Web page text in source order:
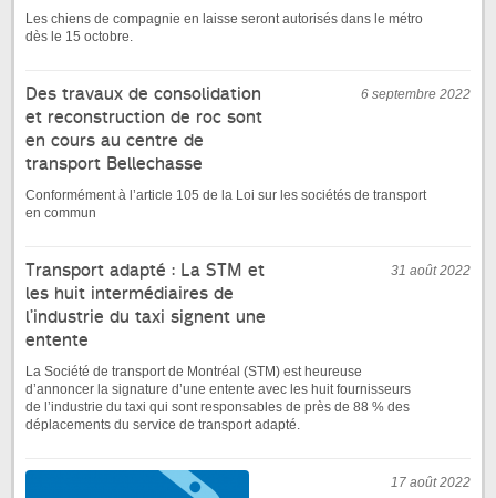
Les chiens de compagnie en laisse seront autorisés dans le métro
dès le 15 octobre.
6 septembre 2022
Des travaux de consolidation
et reconstruction de roc sont
en cours au centre de
transport Bellechasse
Conformément à l’article 105 de la Loi sur les sociétés de transport
en commun
31 août 2022
Transport adapté : La STM et
les huit intermédiaires de
l’industrie du taxi signent une
entente
La Société de transport de Montréal (STM) est heureuse
d’annoncer la signature d’une entente avec les huit fournisseurs
de l’industrie du taxi qui sont responsables de près de 88 % des
déplacements du service de transport adapté.
17 août 2022